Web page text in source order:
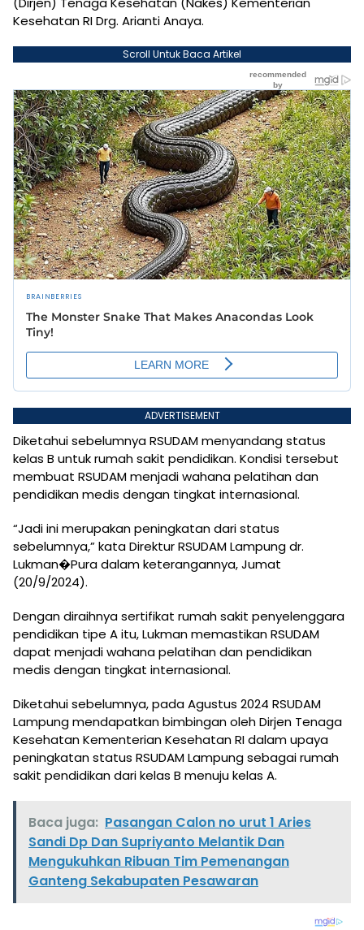
Kesehatan RI Drg. Arianti Anaya.
Scroll Untuk Baca Artikel
ADVERTISEMENT
Diketahui sebelumnya RSUDAM menyandang status
kelas B untuk rumah sakit pendidikan. Kondisi tersebut
membuat RSUDAM menjadi wahana pelatihan dan
pendidikan medis dengan tingkat internasional.
“Jadi ini merupakan peningkatan dari status
sebelumnya,” kata Direktur RSUDAM Lampung dr.
Lukman�Pura dalam keterangannya, Jumat
(20/9/2024).
Dengan diraihnya sertifikat rumah sakit penyelenggara
pendidikan tipe A itu, Lukman memastikan RSUDAM
dapat menjadi wahana pelatihan dan pendidikan
medis dengan tingkat internasional.
Diketahui sebelumnya, pada Agustus 2024 RSUDAM
Lampung mendapatkan bimbingan oleh Dirjen Tenaga
Kesehatan Kementerian Kesehatan RI dalam upaya
peningkatan status RSUDAM Lampung sebagai rumah
sakit pendidikan dari kelas B menuju kelas A.
Baca juga: Pasangan Calon no urut 1 Aries
Sandi Dp Dan Supriyanto Melantik Dan
Mengukuhkan Ribuan Tim Pemenangan
Ganteng Sekabupaten Pesawaran